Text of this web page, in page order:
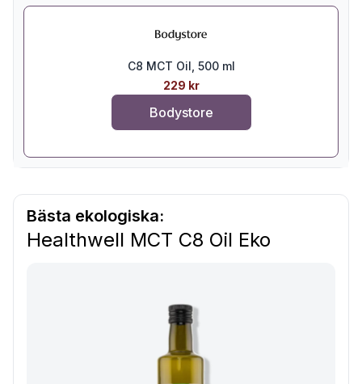
C8 MCT Oil, 500 ml
229 kr
Bodystore
Bästa ekologiska:
Healthwell MCT C8 Oil Eko